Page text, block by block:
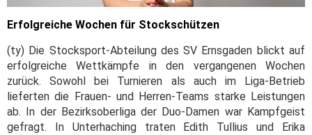
Erfolgreiche Wochen für Stockschützen
(ty) Die Stocksport-Abteilung des SV Ernsgaden blickt auf
erfolgreiche Wettkämpfe in den vergangenen Wochen
zurück. Sowohl bei Turnieren als auch im Liga-Betrieb
lieferten die Frauen- und Herren-Teams starke Leistungen
ab. In der Bezirksoberliga der Duo-Damen war Kampfgeist
gefragt. In Unterhaching traten Edith Tullius und Erika